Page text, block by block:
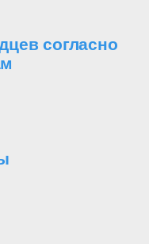
согласно